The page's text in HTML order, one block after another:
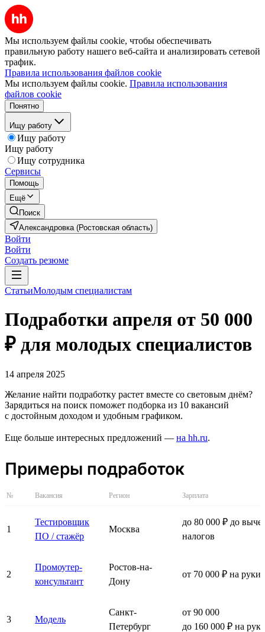
Мы используем файлы cookie, чтобы обеспечивать
правильную работу нашего веб-сайта и анализировать сетевой
трафик.
Правила использования файлов cookie
Мы используем файлы cookie. Правила использования
файлов cookie
Понятно
Ищу работу
Ищу работу
Ищу работу
Ищу сотрудника
Сервисы
Помощь
Ещё
Поиск
Александровка (Ростовская область)
Войти
Войти
Создать резюме
СтатьиМолодым специалистам
Подработки апреля от 50 000
₽ для молодых специалистов
14 апреля 2025
Желание найти подработку растет вместе со световым днём?
Зарядиться на поиск поможет подборка из 10 вакансий
с достойным доходом и удобным графиком.
Еще больше интересных предложений — на hh.ru.
Примеры подработок
№ Вакансия Регион Зарплата
1
Тестировщик
ПО / стажёр
Москва
до 80 000 ₽ до
налогов
2
Промоутер-
консультант
Ростов-на-
Дону
от 70 000 ₽ на руки
3 Модель
Санкт-
Петербург
от 90 000
до 160 000 ₽ на